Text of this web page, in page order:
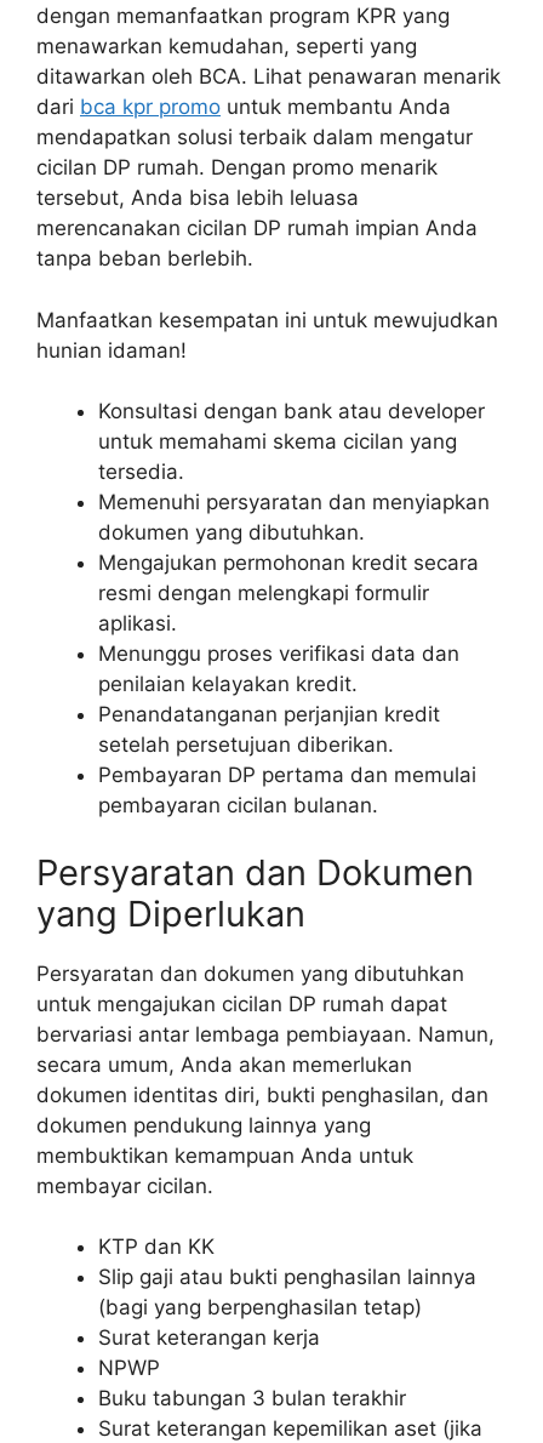
dengan memanfaatkan program KPR yang
menawarkan kemudahan, seperti yang
ditawarkan oleh BCA. Lihat penawaran menarik
dari bca kpr promo untuk membantu Anda
mendapatkan solusi terbaik dalam mengatur
cicilan DP rumah. Dengan promo menarik
tersebut, Anda bisa lebih leluasa
merencanakan cicilan DP rumah impian Anda
tanpa beban berlebih.
Manfaatkan kesempatan ini untuk mewujudkan
hunian idaman!
Konsultasi dengan bank atau developer
untuk memahami skema cicilan yang
tersedia.
Memenuhi persyaratan dan menyiapkan
dokumen yang dibutuhkan.
Mengajukan permohonan kredit secara
resmi dengan melengkapi formulir
aplikasi.
Menunggu proses verifikasi data dan
penilaian kelayakan kredit.
Penandatanganan perjanjian kredit
setelah persetujuan diberikan.
Pembayaran DP pertama dan memulai
pembayaran cicilan bulanan.
Persyaratan dan Dokumen
yang Diperlukan
Persyaratan dan dokumen yang dibutuhkan
untuk mengajukan cicilan DP rumah dapat
bervariasi antar lembaga pembiayaan. Namun,
secara umum, Anda akan memerlukan
dokumen identitas diri, bukti penghasilan, dan
dokumen pendukung lainnya yang
membuktikan kemampuan Anda untuk
membayar cicilan.
KTP dan KK
Slip gaji atau bukti penghasilan lainnya
(bagi yang berpenghasilan tetap)
Surat keterangan kerja
NPWP
Buku tabungan 3 bulan terakhir
Surat keterangan kepemilikan aset (jika